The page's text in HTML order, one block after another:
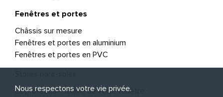
Fenêtres et portes
Châssis sur mesure
Fenêtres et portes en aluminium
Fenêtres et portes en PVC
La protection solaire de votre fenêtre
Nous respectons votre vie privée.